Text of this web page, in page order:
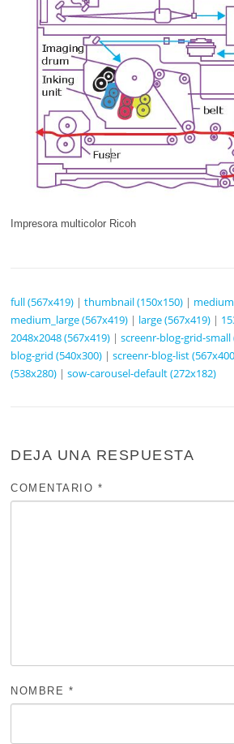
Impresora multicolor Ricoh
full (567x419) |thumbnail (150x150) |
medium_large (567x419) | large (567x419) |
2048x2048 (567x419) |screenr-blog-grid-small
blog-grid (540x300) |screenr-blog-list
(538x280) |sow-carousel-default (272x182)
DEJA UNA RESPUESTA
COMENTARIO *
NOMBRE *